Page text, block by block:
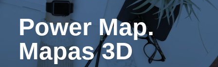
Power Map.
Mapas 3D